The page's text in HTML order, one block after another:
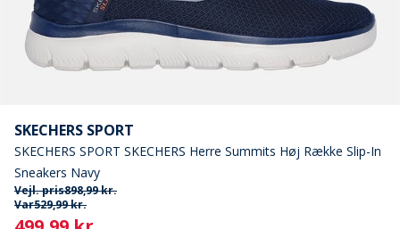
SKECHERS SPORT
SKECHERS SPORT SKECHERS Herre Summits Høj Række Slip-In
Sneakers Navy
Vejl. pris898,99 kr.
Var529,99 kr.